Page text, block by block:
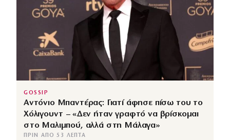
GOSSIP
Αντόνιο Μπαντέρας: Γιατί άφησε πίσω του το
Χόλιγουντ – «Δεν ήταν γραφτό να βρίσκομαι
στο Μαλιμπού, αλλά στη Μάλαγα»
ΠΡΙΝ ΑΠΌ 53 ΛΕΠΤΆ